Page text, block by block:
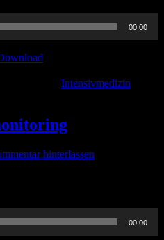
00:00
Intensivmedizin
hinterlassen
00:00